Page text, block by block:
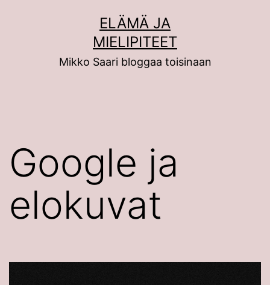
ELÄMÄ JA
MIELIPITEET
Mikko Saari bloggaa toisinaan
Google ja
elokuvat